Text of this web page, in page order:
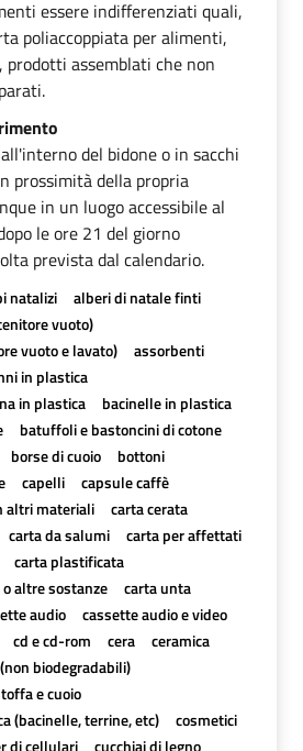
essere indifferenziati quali,
poliaccoppiata per alimenti,
prodotti assemblati che non
del bidone o in sacchi
prossimità della propria
in un luogo accessibile al
le ore 21 del giorno
prevista dal calendario.
natalizi
alberi di natale finti
vuoto)
vuoto e lavato)
assorbenti
in plastica
in plastica
bacinelle in plastica
batuffoli e bastoncini di cotone
borse di cuoio
bottoni
capelli
capsule caffè
altri materiali
carta cerata
carta da salumi
carta per affettati
carta plastificata
altre sostanze
carta unta
audio
cassette audio e video
cd e cd-rom cera
ceramica
biodegradabili)
e cuoio
(bacinelle, terrine, etc)
cosmetici
di cellulari cucchiai di legno